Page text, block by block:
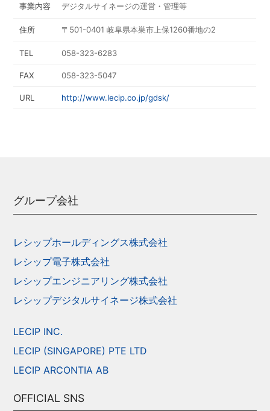
事業内容 デジタルサイネージの運営・管理等
住所 〒501-0401 岐阜県本巣市上保1260番地の2
TEL 058-323-6283
FAX 058-323-5047
URL http://www.lecip.co.jp/gdsk/
グループ会社
レシップホールディングス株式会社
レシップ電子株式会社
レシップエンジニアリング株式会社
レシップデジタルサイネージ株式会社
LECIP INC.
LECIP (SINGAPORE) PTE LTD
LECIP ARCONTIA AB
OFFICIAL SNS